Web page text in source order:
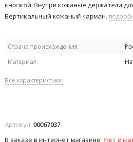
кнопкой. Внутри кожаные держатели
Вертикальный кожаный карман.
Страна происхождения:
Материал:
Все характеристики
Артикул: 00067037
В заказе в интернет магазине: Нет в